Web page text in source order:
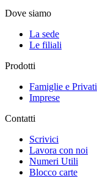
Dove siamo
La sede
Le filiali
Prodotti
Famiglie e Privati
Imprese
Contatti
Scrivici
Lavora con noi
Numeri Utili
Blocco carte